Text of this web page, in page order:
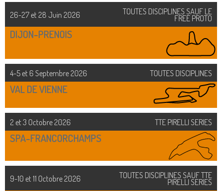
26-27 et 28 Juin 2026 TOUTES DISCIPLINES SAUF LE
FREE PROTO
DIJON-PRENOIS
4-5 et 6 Septembre 2026 TOUTES DISCIPLINES
VAL DE VIENNE
2 et 3 Octobre 2026 TTE PIRELLI SERIES
SPA-FRANCORCHAMPS
9-10 et 11 Octobre 2026 TOUTES DISCIPLINES SAUF TTE
PIRELLI SERIES